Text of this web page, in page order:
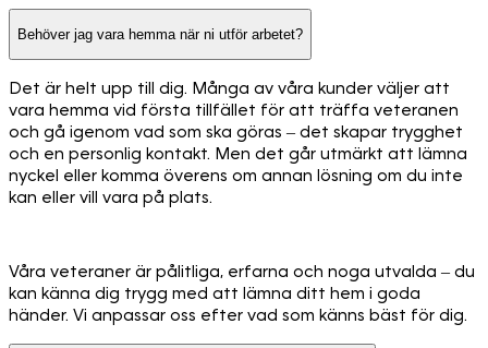
Behöver jag vara hemma när ni utför arbetet?
Det är helt upp till dig. Många av våra kunder väljer att
vara hemma vid första tillfället för att träffa veteranen
och gå igenom vad som ska göras – det skapar trygghet
och en personlig kontakt. Men det går utmärkt att lämna
nyckel eller komma överens om annan lösning om du inte
kan eller vill vara på plats.
Våra veteraner är pålitliga, erfarna och noga utvalda – du
kan känna dig trygg med att lämna ditt hem i goda
händer. Vi anpassar oss efter vad som känns bäst för dig.